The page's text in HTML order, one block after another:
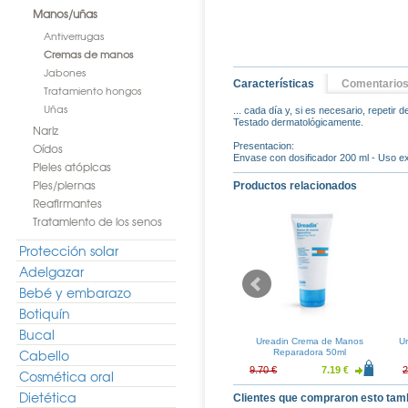
Manos/uñas
Antiverrugas
Cremas de manos
Jabones
Tratamiento hongos
Uñas
Nariz
Oídos
Pieles atópicas
Pies/piernas
Reafirmantes
Tratamiento de los senos
Protección solar
Adelgazar
Bebé y embarazo
Botiquín
Bucal
Cabello
Cosmética oral
Dietética
Características Comentarios
... cada día y, si es necesario, repetir
Testado dermatológicamente.
Presentacion:
Envase con dosificador 200 ml - Uso
Productos relacionados
Classic
SPF 15
C-Vit Crema
de Ojos
37.30 € 14.78 € 10.95 €
Ureadin Crema de Manos
Reparadora 50ml
9.70 € 7.19 €
Clientes que compraron esto